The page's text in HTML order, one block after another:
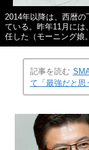
2014年以降は、西暦の
ている。昨年11月には
任した（モーニング娘
記事を読む
て「最強だと思